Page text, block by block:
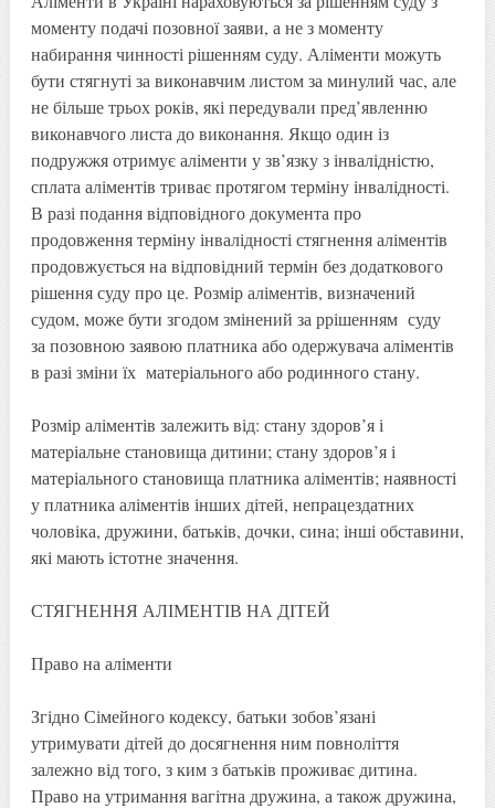
моменту подачі позовної заяви, а не з моменту
набирання чинності рішенням суду. Аліменти можуть
бути стягнуті за виконавчим листом за минулий час, але
не більше трьох років, які передували пред’явленню
виконавчого листа до виконання. Якщо один із
подружжя отримує аліменти у зв’язку з інвалідністю,
сплата аліментів триває протягом терміну інвалідності.
В разі подання відповідного документа про
продовження терміну інвалідності стягнення аліментів
продовжується на відповідний термін без додаткового
рішення суду про це. Розмір аліментів, визначений
судом, може бути згодом змінений за ррішенням суду
за позовною заявою платника або одержувача аліментів
в разі зміни їх матеріального або родинного стану.
Розмір аліментів залежить від: стану здоров’я і
матеріальне становища дитини; стану здоров’я і
матеріального становища платника аліментів; наявності
у платника аліментів інших дітей, непрацездатних
чоловіка, дружини, батьків, дочки, сина; інші обставини,
які мають істотне значення.
СТЯГНЕННЯ АЛІМЕНТІВ НА ДІТЕЙ
Право на аліменти
Згідно Сімейного кодексу, батьки зобов’язані
утримувати дітей до досягнення ним повноліття
залежно від того, з ким з батьків проживає дитина.
Право на утримання вагітна дружина, а також дружина,